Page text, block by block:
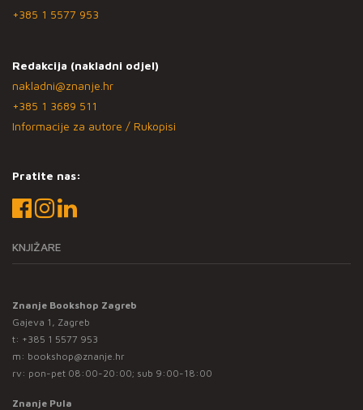
+385 1 5577 953
Redakcija (nakladni odjel)
nakladni@znanje.hr
+385 1 3689 511
Informacije za autore / Rukopisi
Pratite nas:
KNJIŽARE
Znanje Bookshop Zagreb
Gajeva 1, Zagreb
t: +385 1 5577 953
m: bookshop@znanje.hr
rv: pon-pet 08:00-20:00; sub 9:00-18:00
Znanje Pula